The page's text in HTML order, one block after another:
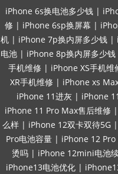
iPhone 6s换电池多少钱 |
修 | iPhone 6sp换屏幕 |
机 | iPhone 7p换内屏多少钱 |
电池 | iPhone 8p换内屏多少钱
手机维修 | iPhone XS手机维
XR手机维修 | iPhone xs
iPhone 11进灰 | iPhone
iPhone 11 Pro Max售后维修 |
么样 | iPhone 12双卡双待5G |
Pro电池容量 | iPhone 12
烫吗 | iPhone 12mini电池
iPhone13电池优化 |